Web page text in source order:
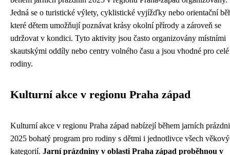
Jedná se o turistické výlety, cyklistické vyjížďky nebo orientační
které dětem umožňují poznávat krásy okolní přírody a zároveň se
udržovat v kondici. Tyto aktivity jsou často organizovány místními
skautskými oddíly nebo centry volného času a jsou vhodné pro celé
rodiny.
Kulturní akce v regionu Praha západ
Kulturní akce v regionu Praha západ nabízejí během jarních
2025 bohatý program pro rodiny s dětmi i jednotlivce všech
kategorií. Jarní prázdniny v oblasti Praha západ proběhnou v